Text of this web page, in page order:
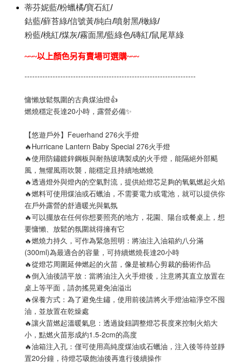
蒂芬妮藍/粉蠟橘/寶石紅/
鈷藍/蘚苔綠/信號黃/純白/噴射黑/橄綠/
粉藍/桃紅/煤灰/霧面黑/藍綠色/磚紅/鼠尾草綠
~~~以上顏色另有賣場可選購~~~
-------------------------------------------------------------------
慵懶放鬆氛圍的古典煤油燈👍
燃燒穩定長達20小時，露營必備✨
【悠遊戶外】Feuerhand 276火手燈
🔥Hurricane Lantern Baby Special 276火手燈
🔥使用防鏽鍍鋅鋼板與耐熱玻璃製成的火手燈，能隔絕外部颳
風，無懼風雨吹襲，能穩定且持續地燃燒
🔥透過燈外與燈內的空氣對流，提供給燈芯足夠的氧氣燃起火焰
🔥燃料可使用煤油或石蠟油，不需要電力或電池，就可以提供你
在戶外露營的舒適暖光與氣氛
🔥可以擺放在任何你想要照亮的地方，花園、陽台或餐桌上，想
要慵懶、放鬆的氛圍就得擁有它
🔥燃燒力持久，可作為緊急照明：將油注入油箱約八分滿
(300ml)為最適合的容量，可持續燃燒長達20小時
🔥從燈芯周圍延伸燃起的火苗，像是被精心剪裁的藝術作品
🔥倒入油後請平放：當將油注入火手燈後，注意將其直立放置在
桌上等平面，請勿搖晃避免油溢出
🔥保養方式：為了避免生鏽，使用前後請將火手燈油箱淨空不囤
油，並放置在乾燥處
🔥讓火苗燃起溫暖氣息：透過旋鈕調整燈芯長度來控制火焰大
小，點燃火苗形成約1.5-2cm的高度
🔥油箱注入孔：僅可使用高純度煤油或石蠟油，注入後等待並靜
置20分鐘，待燈芯吸飽油後再進行後續操作